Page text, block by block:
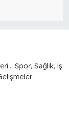
Spor, Sağlık, İş